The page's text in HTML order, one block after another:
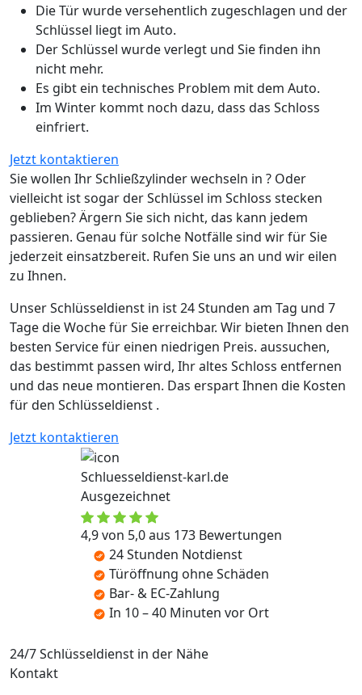
Die Tür wurde versehentlich zugeschlagen und der
Schlüssel liegt im Auto.
Der Schlüssel wurde verlegt und Sie finden ihn
nicht mehr.
Es gibt ein technisches Problem mit dem Auto.
Im Winter kommt noch dazu, dass das Schloss
einfriert.
Jetzt kontaktieren
Sie wollen Ihr Schließzylinder wechseln in ? Oder
vielleicht ist sogar der Schlüssel im Schloss stecken
geblieben? Ärgern Sie sich nicht, das kann jedem
passieren. Genau für solche Notfälle sind wir für Sie
jederzeit einsatzbereit. Rufen Sie uns an und wir eilen
zu Ihnen.
Unser Schlüsseldienst in ist 24 Stunden am Tag und 7
Tage die Woche für Sie erreichbar. Wir bieten Ihnen den
besten Service für einen niedrigen Preis. aussuchen,
das bestimmt passen wird, Ihr altes Schloss entfernen
und das neue montieren. Das erspart Ihnen die Kosten
für den Schlüsseldienst .
Jetzt kontaktieren
Schluesseldienst-karl.de
Ausgezeichnet
4,9 von 5,0 aus 173 Bewertungen
24 Stunden Notdienst
Türöffnung ohne Schäden
Bar- & EC-Zahlung
In 10 – 40 Minuten vor Ort
24/7 Schlüsseldienst in der Nähe
Kontakt